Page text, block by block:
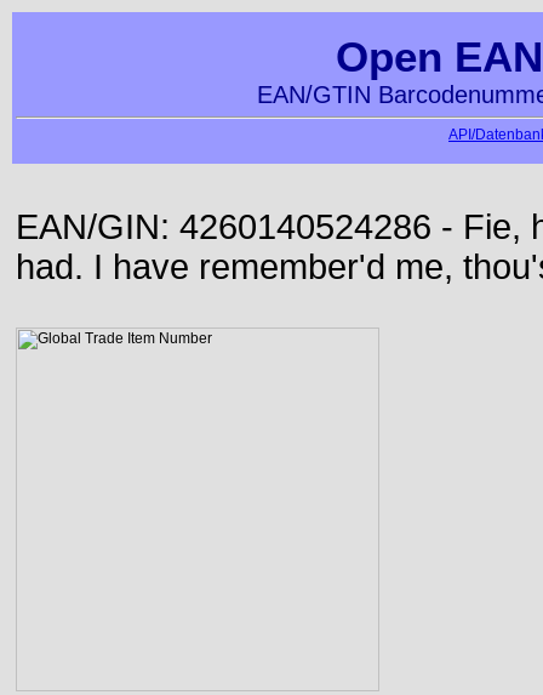
Open
EAN/GTIN
API/
EAN/GIN: 4260140524286 - Fie,
had. I have remember'd me,